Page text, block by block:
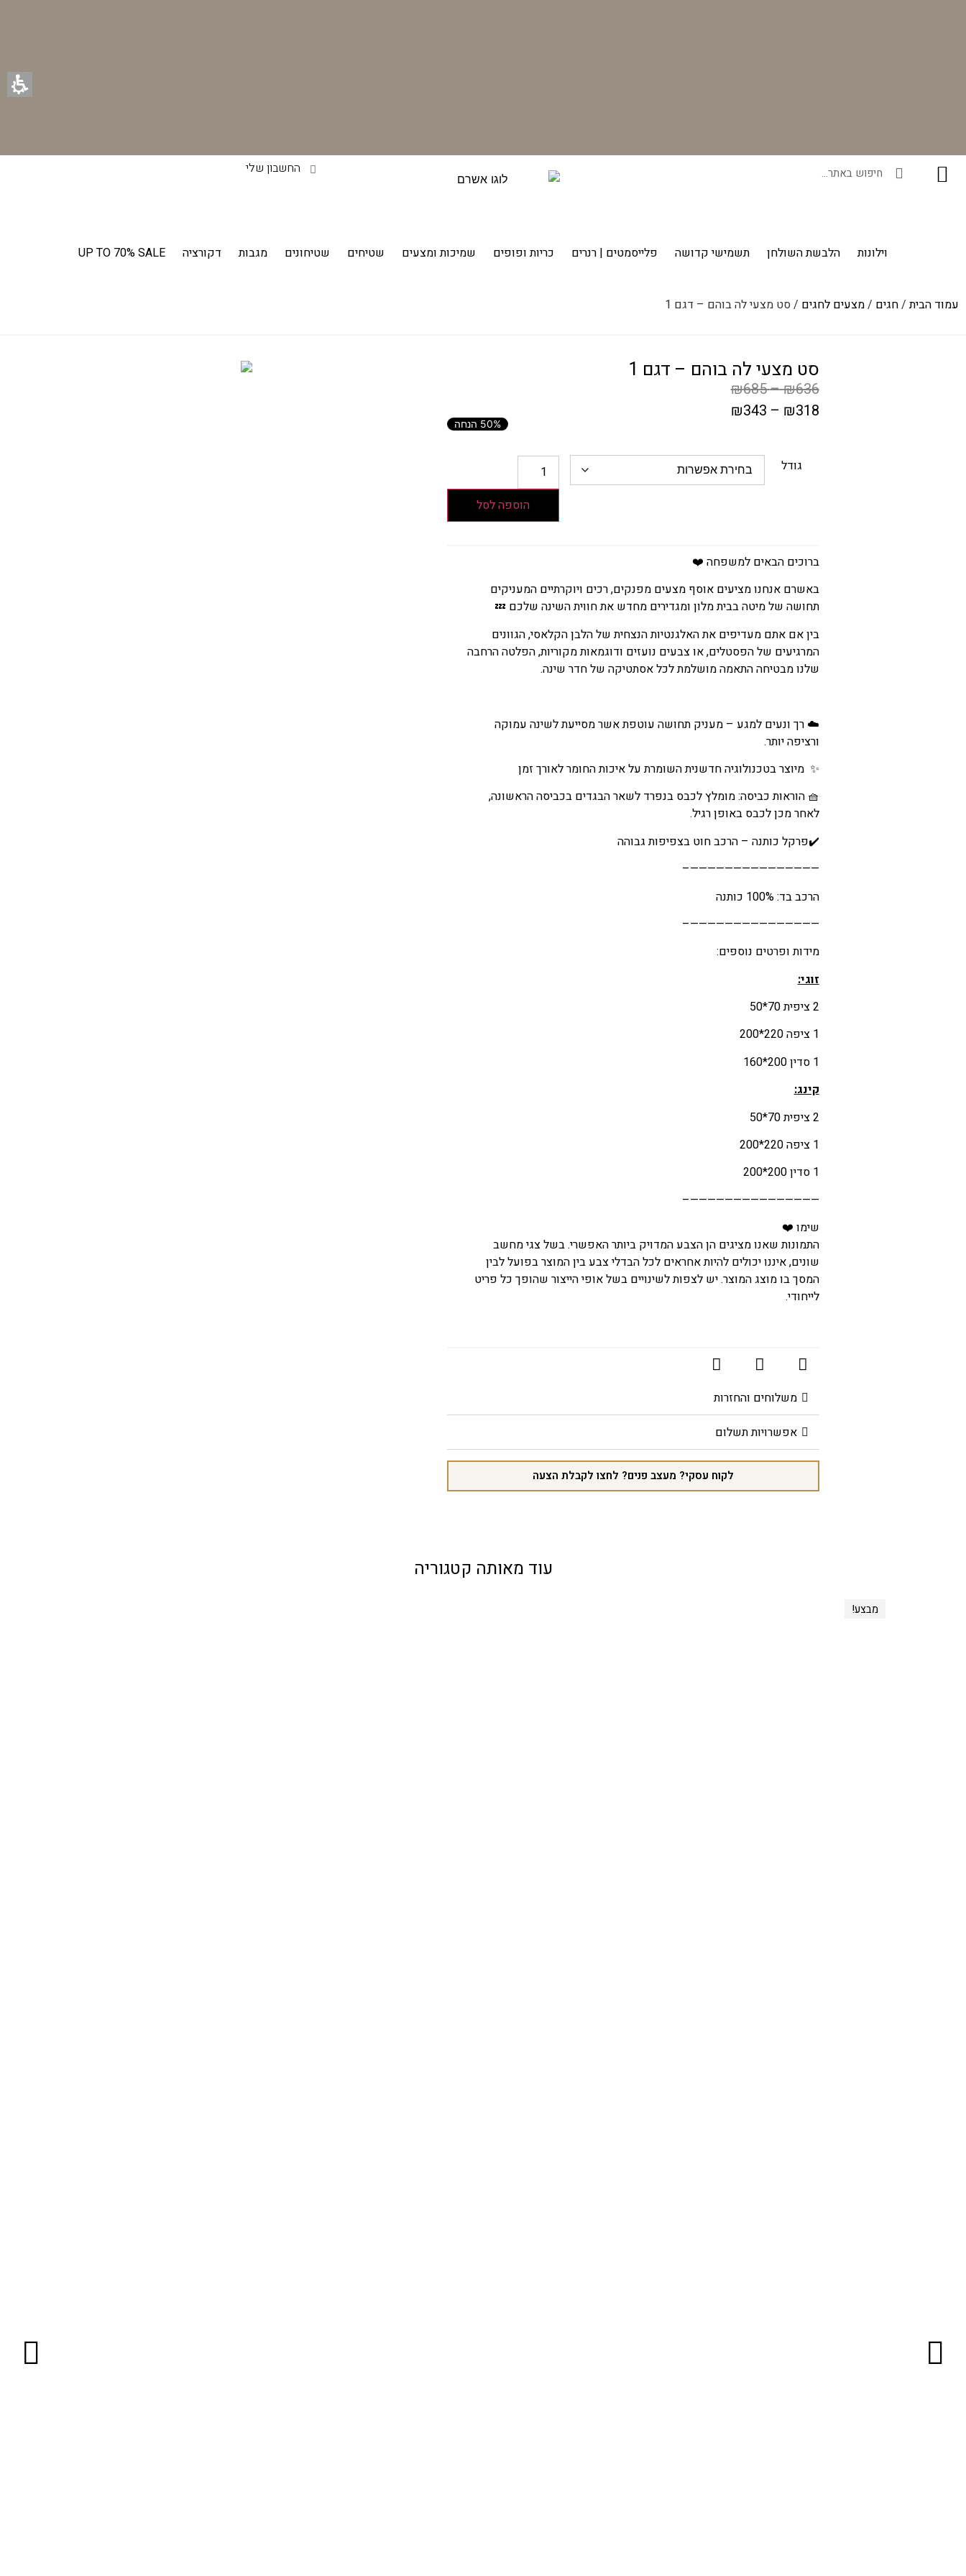
החשבון שלי
וילונות הלבשת השולחן תשמישי קדושה פלייסמטים | רנרים כריות ופופים שמיכות ומצעים שטיחים שטיחונים מגבות דקורציה UP TO 70% SALE
עמוד הבית/חגים /מצעים לחגים / סט מצעי לה בוהם – דגם 1
סט מצעי לה בוהם – דגם 1
₪636
–
₪685
₪318
–
₪343
הוא
טווח
מחירים:
⁦₪685⁩
המחיר
₪318
₪343
טווח
מחירים:
⁦₪318⁩
עד
50% הנחה
גודל
הוספה לסל
ברוכים הבאים למשפחה ❤️
באשרם אנחנו מציעים אוסף מצעים מפנקים, רכים ויוקרתיים המעניקים
תחושה של מיטה בבית מלון ומגדירים מחדש את חווית השינה שלכם 💤
בין אם אתם מעדיפים את האלגנטיות הנצחית של הלבן הקלאסי, הגוונים
המרגיעים של הפסטלים, או צבעים נועזים ודוגמאות מקוריות, הפלטה הרחבה
שלנו מבטיחה התאמה מושלמת לכל אסתטיקה של חדר שינה.
☁️ רך ונעים למגע – מעניק תחושה עוטפת אשר מסייעת לשינה עמוקה
ורציפה יותר.
✨ מיוצר בטכנולוגיה חדשנית השומרת על איכות החומר לאורך זמן
🧺 הוראות כביסה: מומלץ לכבס בנפרד לשאר הבגדים בכביסה הראשונה,
לאחר מכן לכבס באופן רגיל.
✔️פרקל כותנה – הרכב חוט בצפיפות גבוהה
———————————————–
הרכב בד: 100% כותנה
———————————————–
מידות ופרטים נוספים:
זוגי:
2 ציפית 70*50
1 ציפה 220*200
1 סדין 200*160
קינג:
2 ציפית 70*50
1 ציפה 220*200
1 סדין 200*200
———————————————–
שימו ❤️
התמונות שאנו מציגים הן הצבע המדויק ביותר האפשרי. בשל צגי מחשב
שונים, איננו יכולים להיות אחראים לכל הבדלי צבע בין המוצר בפועל לבין
המסך בו מוצג המוצר. יש לצפות לשינויים בשל אופי הייצור שהופך כל פריט
לייחודי.
משלוחים והחזרות
אפשרויות תשלום
לקוח עסקי? מעצב פנים? לחצו לקבלת הצעה
עוד מאותה קטגוריה
מבצע!